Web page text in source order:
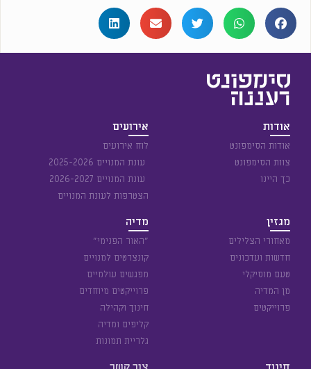
אודות
אודות הסימפונט
צוות הסימפונט
כך היינו
אירועים
לוח אירועים
עונת המנויים 2025-2026
עונת המנויים 2026-2027
הצטרפות לעונת המנויים
מגזין
מאחורי הצלילים
חדשות ועדכונים
טעם מוסיקלי
מן המדיה
פרוייקטים
מדיה
״האור הפנימי״
קונצרטים למנויים
מפגשים עולמיים
פרוייקטים מיוחדים
חינוך וקהילה
קליפים ומדיה
גלריית תמונות